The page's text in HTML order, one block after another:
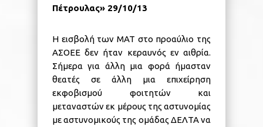
Πέτρουλας» 29/10/13
Η εισβολή των ΜΑΤ στο προαύλιο της
ΑΣΟΕΕ δεν ήταν κεραυνός εν αιθρία.
Σήμερα για άλλη μια φορά ήμασταν
θεατές σε άλλη μια επιχείρηση
εκφοβισμού φοιτητών και
μεταναστών εκ μέρους της αστυνομίας
με αστυνομικούς της ομάδας ΔΕΛΤΑ να